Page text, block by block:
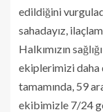
edildiğini
sahadayız,
Halkımızın
ekiplerimizi daha
tamamında, 59
ekibimizle 7/24